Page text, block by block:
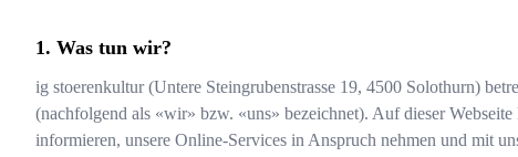
Was tun wir?
ig stoerenkultur(Untere Steingrubenstrasse 19, 4500 Solothurn)
(nachfolgend als «wir» bzw. «uns» bezeichnet). Auf dieser
informieren, unsere Online-Services in Anspruch nehmen und mit